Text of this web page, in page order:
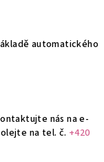
automatického
nás na e-
na tel. č. +420